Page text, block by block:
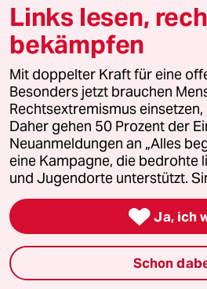
© 2026 taz Verlags und Vertriebs
Alle Rechte vorbehalten. Bei rechtlichen
wenden Sie sich bitte an
lizenzen@taz.de
Feedback Redaktionsstatut
Leitlinie Informant Datenschutz
Seitenwende Einwilligungen
Links lesen,
bekämpfen
Mit doppelter Kraft für eine
Besonders jetzt brauchen
Rechtsextremismus
Daher gehen 50 Prozent der
Neuanmeldungen an „Alles
eine Kampagne, die bedrohte
und Jugendorte unterstützt.
 Ja, ich
Schon